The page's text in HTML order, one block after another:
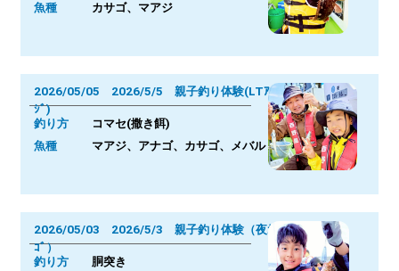
魚種 カサゴ、マアジ
2026/05/05 2026/5/5 親子釣り体験(LTｱ
ｼﾞ)
釣り方
コマセ(撒き餌)
魚種 マアジ、アナゴ、カサゴ、メバル
2026/05/03 2026/5/3 親子釣り体験（夜ｶｻ
ｺﾞ）
釣り方 胴突き